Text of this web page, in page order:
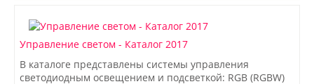
Управление светом - Каталог 2017
В каталоге представлены системы управления
светодиодным освещением и подсветкой: RGB (RGBW)